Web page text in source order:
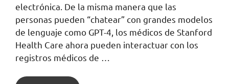
electrónica. De la misma manera que las
personas pueden “chatear” con grandes modelos
de lenguaje como GPT-4, los médicos de Stanford
Health Care ahora pueden interactuar con los
registros médicos de …